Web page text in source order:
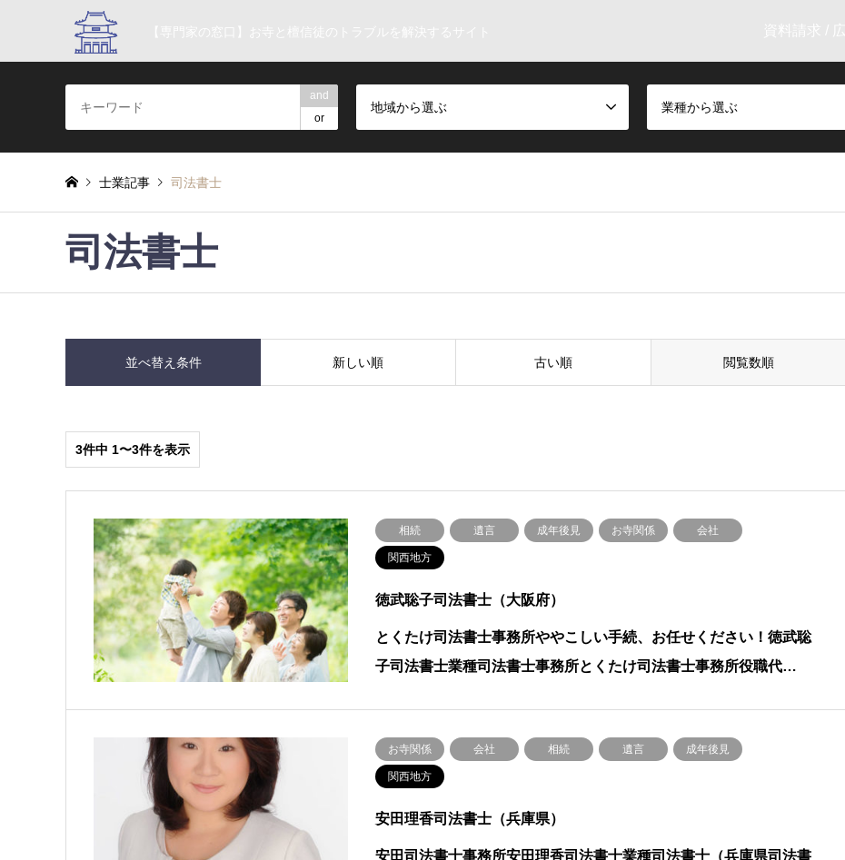
and
or
地域から選ぶ 業種から選ぶ
士業記事 司法書士
司法書士
並べ替え条件 新しい順 古い順 閲覧数順
3件中 1〜3件を表示
相続 遺言 成年後見 お寺関係 会社
関西地方
徳武聡子司法書士（大阪府）
とくたけ司法書士事務所ややこしい手続、お任せください！徳武聡
子司法書士業種司法書士事務所とくたけ司法書士事務所役職代…
お寺関係 会社 相続 遺言 成年後見
関西地方
安田理香司法書士（兵庫県）
安田司法書士事務所安田理香司法書士業種司法書士（兵庫県司法書